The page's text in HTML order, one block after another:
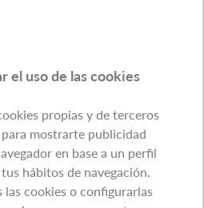
el uso de las cookies
propias y de terceros
mostrarte publicidad
en base a un perfil
hábitos de navegación.
las cookies o configurarlas